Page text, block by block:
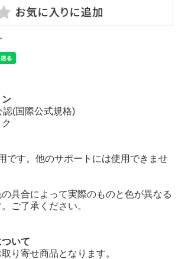
ン
(国際公式規格)
です。他のサポートには使用できませ
具合によって実際のものと色が異なる
ご了承ください。
いて
り寄せ商品となります。